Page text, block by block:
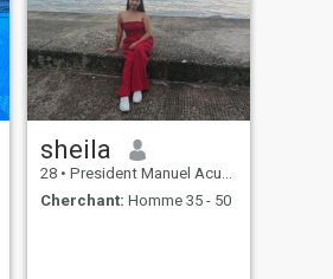
sheila
28 • President Manuel Acuña Roxas, Zamboanga del Norte, Philippin...
Cherchant: Homme 35 - 50